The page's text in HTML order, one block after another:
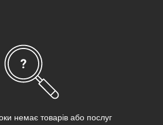
немає товарів або послуг